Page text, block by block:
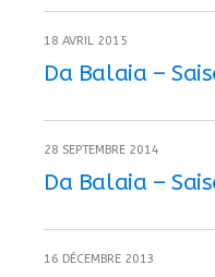
18 AVRIL 2015
Da Balaia –
28 SEPTEMBRE 2014
Da Balaia –
16 DÉCEMBRE 2013